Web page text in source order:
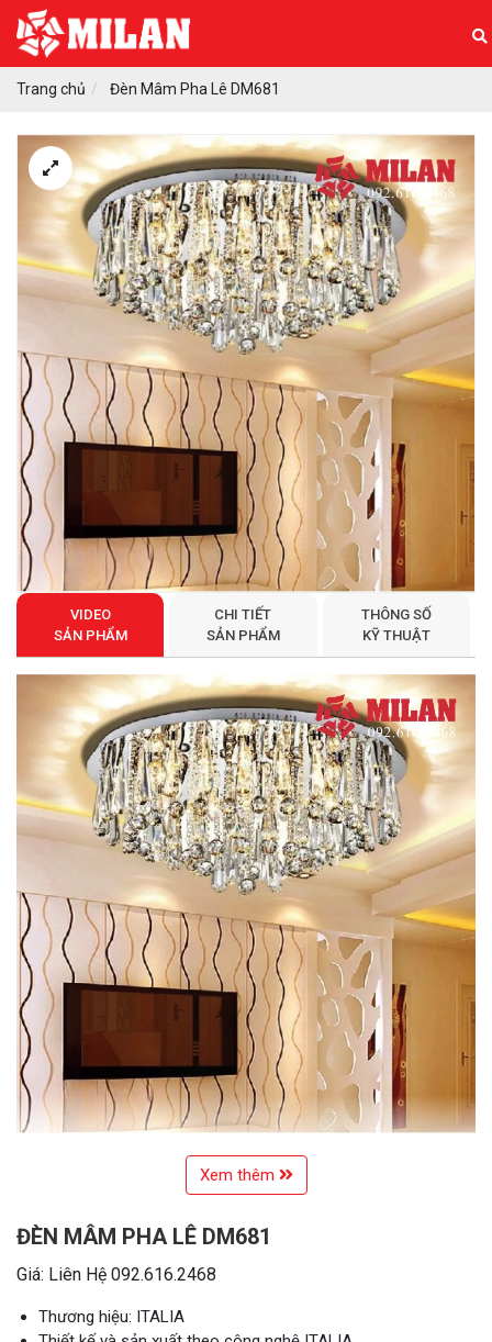
Trang chủ Đèn Mâm Pha Lê DM681
VIDEO
SẢN PHẨM
CHI TIẾT
SẢN PHẨM
THÔNG SỐ
KỸ THUẬT
Xem thêm
ĐÈN MÂM PHA LÊ DM681
Giá: Liên Hệ 092.616.2468
Thương hiệu: ITALIA